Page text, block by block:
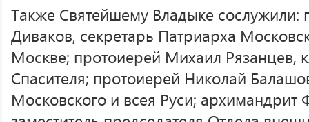
Также Святейшему Владыке сослужили:
Диваков, секретарь Патриарха
Москве; протоиерей Михаил Рязанцев,
Спасителя; протоиерей Николай
Московского и всея Руси; архимандрит